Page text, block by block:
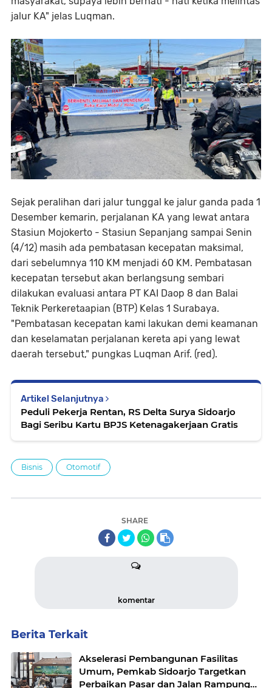
jalur KA" jelas Luqman.
Sejak peralihan dari jalur tunggal ke jalur ganda pada 1
Desember kemarin, perjalanan KA yang lewat antara
Stasiun Mojokerto - Stasiun Sepanjang sampai Senin
(4/12) masih ada pembatasan kecepatan maksimal,
dari sebelumnya 110 KM menjadi 60 KM. Pembatasan
kecepatan tersebut akan berlangsung sembari
dilakukan evaluasi antara PT KAI Daop 8 dan Balai
Teknik Perkeretaapian (BTP) Kelas 1 Surabaya.
"Pembatasan kecepatan kami lakukan demi keamanan
dan keselamatan perjalanan kereta api yang lewat
daerah tersebut," pungkas Luqman Arif. (red).
Artikel Selanjutnya
Peduli Pekerja Rentan, RS Delta Surya Sidoarjo
Bagi Seribu Kartu BPJS Ketenagakerjaan Gratis
Bisnis Otomotif
SHARE
komentar
Berita Terkait
Akselerasi Pembangunan Fasilitas
Umum, Pemkab Sidoarjo Targetkan
Perbaikan Pasar dan Jalan Rampung